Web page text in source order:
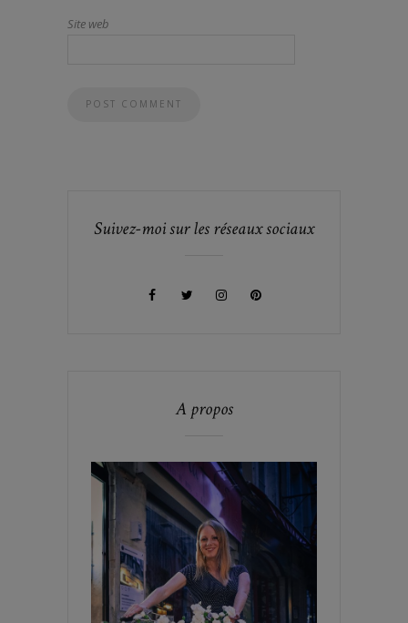
Site web
Suivez-moi sur les réseaux sociaux
A propos